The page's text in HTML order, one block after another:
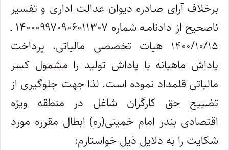
برخلاف آرای صـادره دیوان عدالت اداری و تفسیر
ناصحیح از دادنامـه شماره ۱۴۰۰۰۹۹۷۰۹۰۶۰۱۱۳۰۷ ـ
۱۴۰۰/۱۰/۱۵ هیات تخصصی مالیاتی، پرداخت
پاداش ماهیانه یا پاداش تولید را مشمول کسر
مالیاتی قلمداد نموده است. لذا جهت جلوگیری از
تضییع حق کارگران شاغل در منطقه ویژه
اقتصادی بندر امام خمینی(ره) ابطال مقرره مورد
شکایت را به دلایل ذیل خواستارم: